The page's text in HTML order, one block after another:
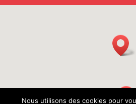
Nous utilisons des cookies pour